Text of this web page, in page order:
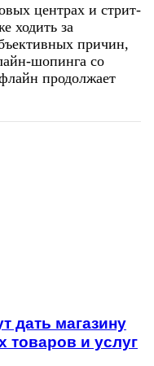
центрах и стрит-
ходить за
причин,
шопинга со
продолжает
дать магазину
товаров и услуг